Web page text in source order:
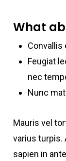
What
Convallis
Feugiat
nec
Nunc
Mauris vel
varius turpis.
sapien in